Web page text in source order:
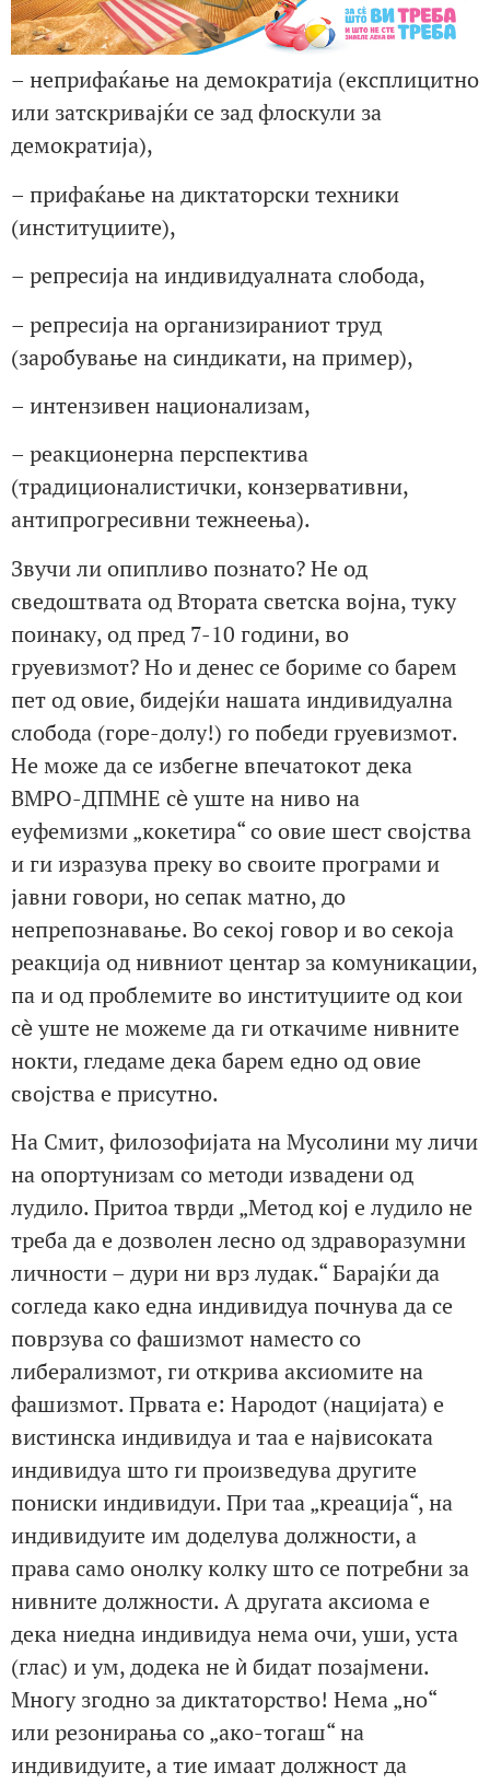
– неприфаќање на демократија (експлицитно
или затскривајќи се зад флоскули за
демократија),
– прифаќање на диктаторски техники
(институциите),
– репресија на индивидуалната слобода,
– репресија на организираниот труд
(заробување на синдикати, на пример),
– интензивен национализам,
– реакционерна перспектива
(традиционалистички, конзервативни,
антипрогресивни тежнеења).
Звучи ли опипливо познато? Не од
сведоштвата од Втората светска војна, туку
поинаку, од пред 7-10 години, во
груевизмот? Но и денес се бориме со барем
пет од овие, бидејќи нашата индивидуална
слобода (горе-долу!) го победи груевизмот.
Не може да се избегне впечатокот дека
ВМРО-ДПМНЕ сѐ уште на ниво на
еуфемизми „кокетира“ со овие шест својства
и ги изразува преку во своите програми и
јавни говори, но сепак матно, до
непрепознавање. Во секој говор и во секоја
реакција од нивниот центар за комуникации,
па и од проблемите во институциите од кои
сѐ уште не можеме да ги откачиме нивните
нокти, гледаме дека барем едно од овие
својства е присутно.
На Смит, филозофијата на Мусолини му личи
на опортунизам со методи извадени од
лудило. Притоа тврди „Метод кој е лудило не
треба да е дозволен лесно од здраворазумни
личности – дури ни врз лудак.“ Барајќи да
согледа како една индивидуа почнува да се
поврзува со фашизмот наместо со
либерализмот, ги открива аксиомите на
фашизмот. Првата е: Народот (нацијата) е
вистинска индивидуа и таа е највисоката
индивидуа што ги произведува другите
пониски индивидуи. При таа „креација“, на
индивидуите им доделува должности, а
права само онолку колку што се потребни за
нивните должности. А другата аксиома е
дека ниедна индивидуа нема очи, уши, уста
(глас) и ум, додека не ѝ бидат позајмени.
Многу згодно за диктаторство! Нема „но“
или резонирања со „ако-тогаш“ на
индивидуите, а тие имаат должност да